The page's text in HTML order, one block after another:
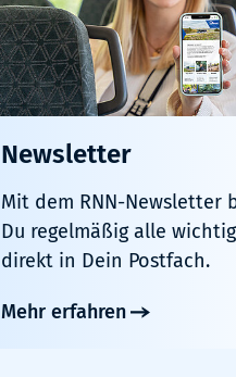
Newsletter
Mit dem RNN-Newsletter
Du regelmäßig alle
direkt in Dein Postfach.
Mehr erfahren